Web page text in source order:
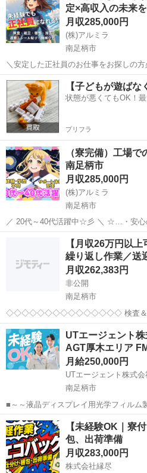
定×高収入の未来
月収285,000円
(株)アルミラ
南足柄市
＼安定した正社員のお仕事をお探しの方必見！／ 「未経
になれる？」 「すぐに働ける仕事が知りたい！」 「長期安定の職場で
働きたい！」 ⇒ そんなアナタに
神奈川 南足柄市 工場 未経験
【子どもが遊ば
状態が悪くてもOK！
プリフラ
（寮完備）工場
南足柄市
月収285,000円
(株)アルミラ
南足柄市
／ 20代～40代活躍中☆彡 ＼ ☆…・安心のサポート体制・…☆ ◇ 住ま
いの心配ゼロ！ ◇ • 個室1R完全無料！ • 即日入寮OK！など ◇ 所持金
ゼロでもスタートできる！ ...
南足柄市 工場 未経験
【月収26万円以
繰り返し作業／送
月収262,383円
非公開
南足柄市
◇◇◇◇◇◇◇◇◇◇◇◇◇◇◇ 検査＆箱詰
ので 未経験からも活躍できま
●時給1300円～ ●月収26万円以上可能
神奈川 南足柄市
UTエージェント
AGT厚木エリア
月給250,000円
南足柄市
■～～液晶ディスプレイ用光学フィルム
～ 製造ラインでの機械操作と検査業務をお任せいたします！ 未経験の
方も安心して働ける教育体制があります！ ◎クリーンルームでの
になります 詳細について...
神奈川 南足柄市 工場
【未経験OK｜寮
包、出荷準備
月収283,000円
株式会社縁尽